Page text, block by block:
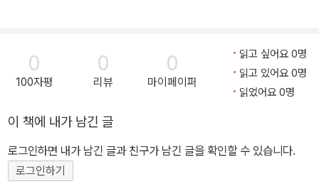
0
100자평
0
리뷰
0
마이페이퍼
읽고 싶어요 0명
읽고 있어요 0명
읽었어요 0명
이 책에 내가 남긴 글
로그인하면 내가 남긴 글과 친구가 남긴 글을 확인할 수 있습니다.
로그인하기